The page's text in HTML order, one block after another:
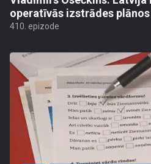
operatīvās izstrādes plānos
410. epizode